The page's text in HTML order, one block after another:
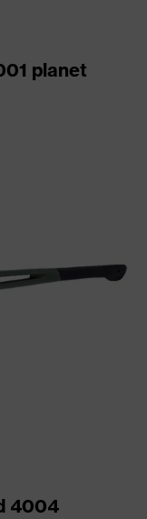
planet
4004